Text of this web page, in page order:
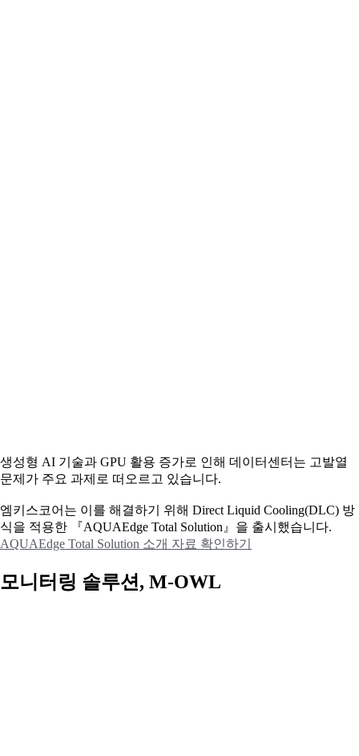
생성형 AI 기술과 GPU 활용 증가로 인해 데이터센터는 고발열
문제가 주요 과제로 떠오르고 있습니다.
엠키스코어는 이를 해결하기 위해 Direct Liquid Cooling(DLC) 방
식을 적용한 『AQUAEdge Total Solution』을 출시했습니다.
AQUAEdge Total Solution 소개 자료 확인하기
모니터링 솔루션, M-OWL